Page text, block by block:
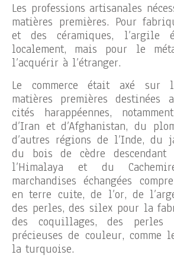
Les professions artisanales
matières premières. Pour
et des céramiques, l’argile
localement, mais pour le
l’acquérir à l’étranger.
Le commerce était axé sur
matières premières destinées
cités harappéennes,
d’Iran et d’Afghanistan, du
d’autres régions de l’Inde, du
du bois de cèdre
l’Himalaya et du
marchandises échangées
en terre cuite, de l’or, de
des perles, des silex pour la
des coquillages, des
précieuses de couleur,
la turquoise.